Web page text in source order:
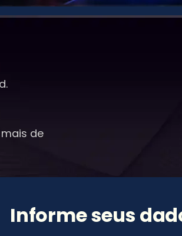
de
Informe seus